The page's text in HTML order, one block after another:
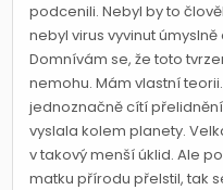
podcenili. Nebyl by to
nebyl virus vyvinut
Domnívám se, že toto
nemohu. Mám vlastní
jednoznačně cítí
vyslala kolem planety.
v takový menší úklid. Ale
matku přírodu přelstil, tak